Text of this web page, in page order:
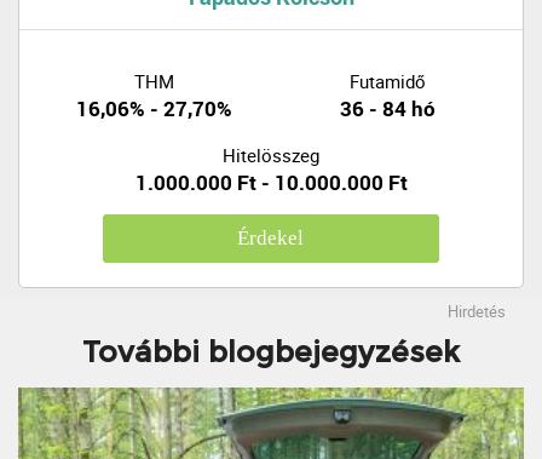
THM
16,06% - 27,70%
Futamidő
36 - 84 hó
Hitelösszeg
1.000.000 Ft - 10.000.000 Ft
Érdekel
Hirdetés
További blogbejegyzések